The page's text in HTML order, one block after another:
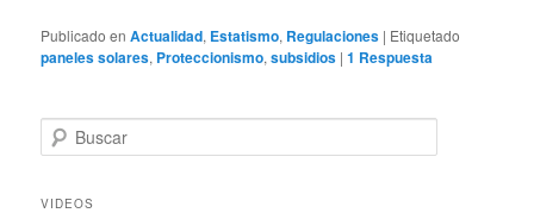
Publicado en Actualidad, Estatismo, Regulaciones | Etiquetado
paneles solares, Proteccionismo,subsidios |1 Respuesta
u
c
VIDEOS